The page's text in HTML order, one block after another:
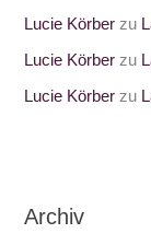
Lucie Körber zu
Lucie Körber zu
Lucie Körber zu
Archiv